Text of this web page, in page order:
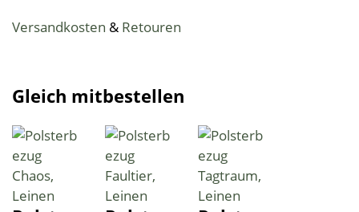
Versandkosten & Retouren
Gleich mitbestellen